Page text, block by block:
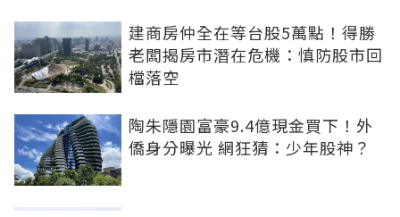
建商房仲全在等台股5萬點！得勝
老闆揭房市潛在危機：慎防股市回
檔落空
陶朱隱園富豪9.4億現金買下！外
僑身分曝光 網狂猜：少年股神？